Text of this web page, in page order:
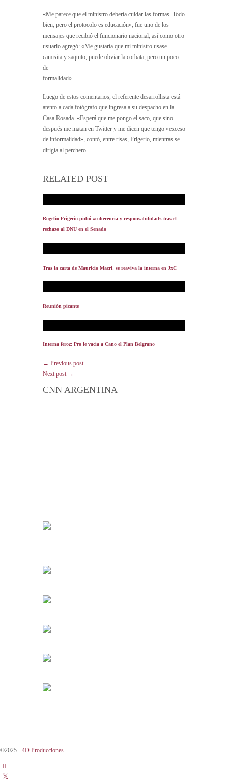
«Me parece que el ministro debería cuidar las formas. Todo
bien, pero el protocolo es educación», fue uno de los
mensajes que recibió el funcionario nacional, así como otro
usuario agregó: «Me gustaría que mi ministro usase
camisita y saquito, puede obviar la corbata, pero un poco
de
formalidad».
Luego de estos comentarios, el referente desarrollista está
atento a cada fotógrafo que ingresa a su despacho en la
Casa Rosada. «Esperá que me pongo el saco, que sino
después me matan en Twitter y me dicen que tengo «exceso
de informalidad», contó, entre risas, Frigerio, mientras se
dirigía al perchero.
RELATED POST
Rogelio Frigerio pidió «coherencia y responsabilidad» tras el
rechazo al DNU en el Senado
Tras la carta de Mauricio Macri, se reaviva la interna en JxC
Reunión picante
Interna feroz: Pro le vacía a Cano el Plan Belgrano
← Previous post
Next post →
CNN ARGENTINA
©2025 - 4D Producciones